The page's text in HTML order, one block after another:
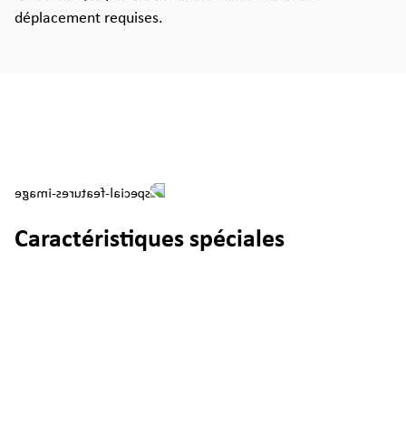
déplacement requises.
Caractéristiques spéciales